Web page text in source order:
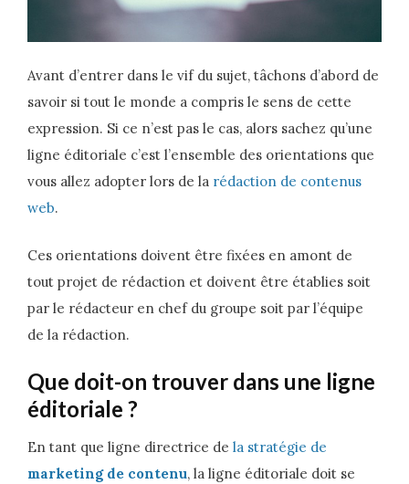
Avant d’entrer dans le vif du sujet, tâchons d’abord de
savoir si tout le monde a compris le sens de cette
expression. Si ce n’est pas le cas, alors sachez qu’une
ligne éditoriale c’est l’ensemble des orientations que
vous allez adopter lors de la rédaction de contenus
web.
Ces orientations doivent être fixées en amont de
tout projet de rédaction et doivent être établies soit
par le rédacteur en chef du groupe soit par l’équipe
de la rédaction.
Que doit-on trouver dans une ligne
éditoriale ?
En tant que ligne directrice de la stratégie de
marketing de contenu, la ligne éditoriale doit se